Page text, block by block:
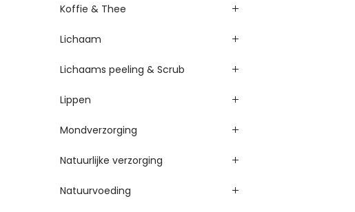
Koffie & Thee
Lichaam
Lichaams peeling & Scrub
Lippen
Mondverzorging
Natuurlijke verzorging
Natuurvoeding